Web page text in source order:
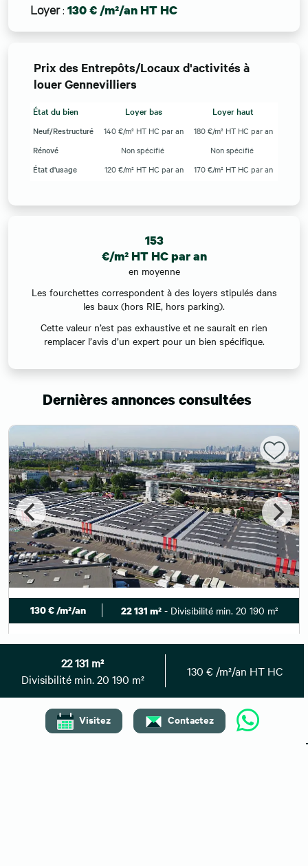
Loyer: 130 € /m²/an HT HC
Prix des Entrepôts/Locaux d'activités à
louer Gennevilliers
État du bien Loyer bas Loyer haut
Neuf/Restructuré 140 €/m² HT HC par an
180 €/m² HT HC par an
Rénové
Non spécifié
Non spécifié
État d'usage
120 €/m² HT HC par an 170 €/m² HT HC par an
153
€/m² HT HC par an
en moyenne
Les fourchettes correspondent à des loyers stipulés dans
les baux (hors RIE, hors parking).
Cette valeur n’est pas exhaustive et ne saurait en rien
remplacer l’avis d’un expert pour un bien spécifique.
22 131 m²
Divisibilité min. 20 190 m²
130 € /m²/an HT HC
Visitez Contactez
Dernières annonces consultées
130 € /m²/an 22 131 m² - Divisibilité min. 20 190 m²
Location entrepôt / local d'activités GENNEVILLIERS
Disponibilité : Immédiate